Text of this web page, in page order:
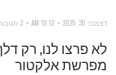
דצמבר 30, 2025 10:12 AM 3 תגובות
לא פרצו לנו, רק
מפרשת אלקטור